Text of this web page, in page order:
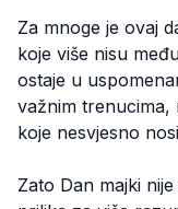
Za mnoge je ovaj
koje više nisu
ostaje u
važnim trenucima,
koje nesvjesno
Zato Dan majki